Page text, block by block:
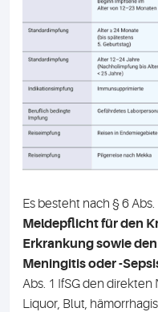
Es besteht nach § 6 Abs.
Meldepflicht für den
Erkrankung sowie
Meningitis oder -
Abs. 1 IfSG den direkten
Liquor, Blut,